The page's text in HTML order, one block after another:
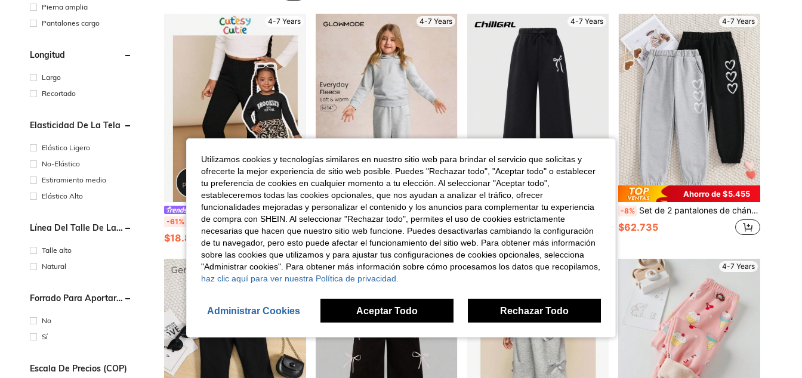
Pierna amplia
Pantalones cargo
Longitud
Largo
Recortado
Elasticidad De La Tela
Elástico Ligero
No-Elástico
Estiramiento medio
Elástico Alto
Línea Del Talle De La
Talle alto
Natural
Forrado Para Aportar
No
Sí
Escala De Precios (COP)
4-7 Years
CutesyCutie
-61% Set de 2 pantalones de chándal ajustados y acampanados de unicolor para niña
$18.872
4-7 Years
GLOWMODE
GLOWMODE Pantalones jogger de uso diario para niños, de felpa cálida y suave, con bolsillos laterales, puños elásticos en los tobillos, cordón ajustable en la cintura, para uso diario, casual, al aire libre, gimnasio y uso invernal
$68.590
4-7 Years
$33.390
4-7 Years
Ahorro de $5.455
-8% Set de 2 pantalones de chándal con estampado de corazón y cintura elástica para niñas, joggers de moda casual de primavera
$62.735
4-7 Years 4-7 Years 4-7 Years 4-7 Years
Utilizamos cookies y tecnologías similares en nuestro sitio web para brindar el servicio que solicitas y
ofrecerte la mejor experiencia de sitio web posible. Puedes "Rechazar todo", "Aceptar todo" o establecer
tu preferencia de cookies en cualquier momento a tu elección. Al seleccionar "Aceptar todo",
estableceremos todas las cookies opcionales, que nos ayudan a analizar el tráfico, ofrecer
funcionalidades mejoradas y personalizar el contenido y los anuncios para complementar tu experiencia
de compra con SHEIN. Al seleccionar "Rechazar todo", permites el uso de cookies estrictamente
necesarias que hacen que nuestro sitio web funcione. Puedes desactivarlas cambiando la configuración
de tu navegador, pero esto puede afectar el funcionamiento del sitio web. Para obtener más información
sobre las cookies que utilizamos y para ajustar tus configuraciones de cookies opcionales, selecciona
"Administrar cookies". Para obtener más información sobre cómo procesamos los datos que recopilamos,
haz clic aquí para ver nuestra Política de privacidad.
Administrar Cookies Aceptar Todo Rechazar Todo